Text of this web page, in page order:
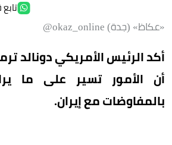
«عكاظ» (جدة) okaz_online@
أكد الرئيس الأمريكي دونالد
أن الأمور تسير على ما
بالمفاوضات مع إيران.